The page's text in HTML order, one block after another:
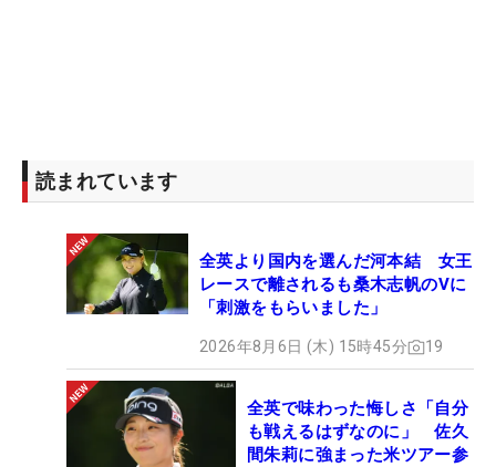
読まれています
全英より国内を選んだ河本結 女王
レースで離されるも桑木志帆のVに
「刺激をもらいました」
2026年8月6日 (木) 15時45分 19
全英で味わった悔しさ「自分
も戦えるはずなのに」 佐久
間朱莉に強まった米ツアー参